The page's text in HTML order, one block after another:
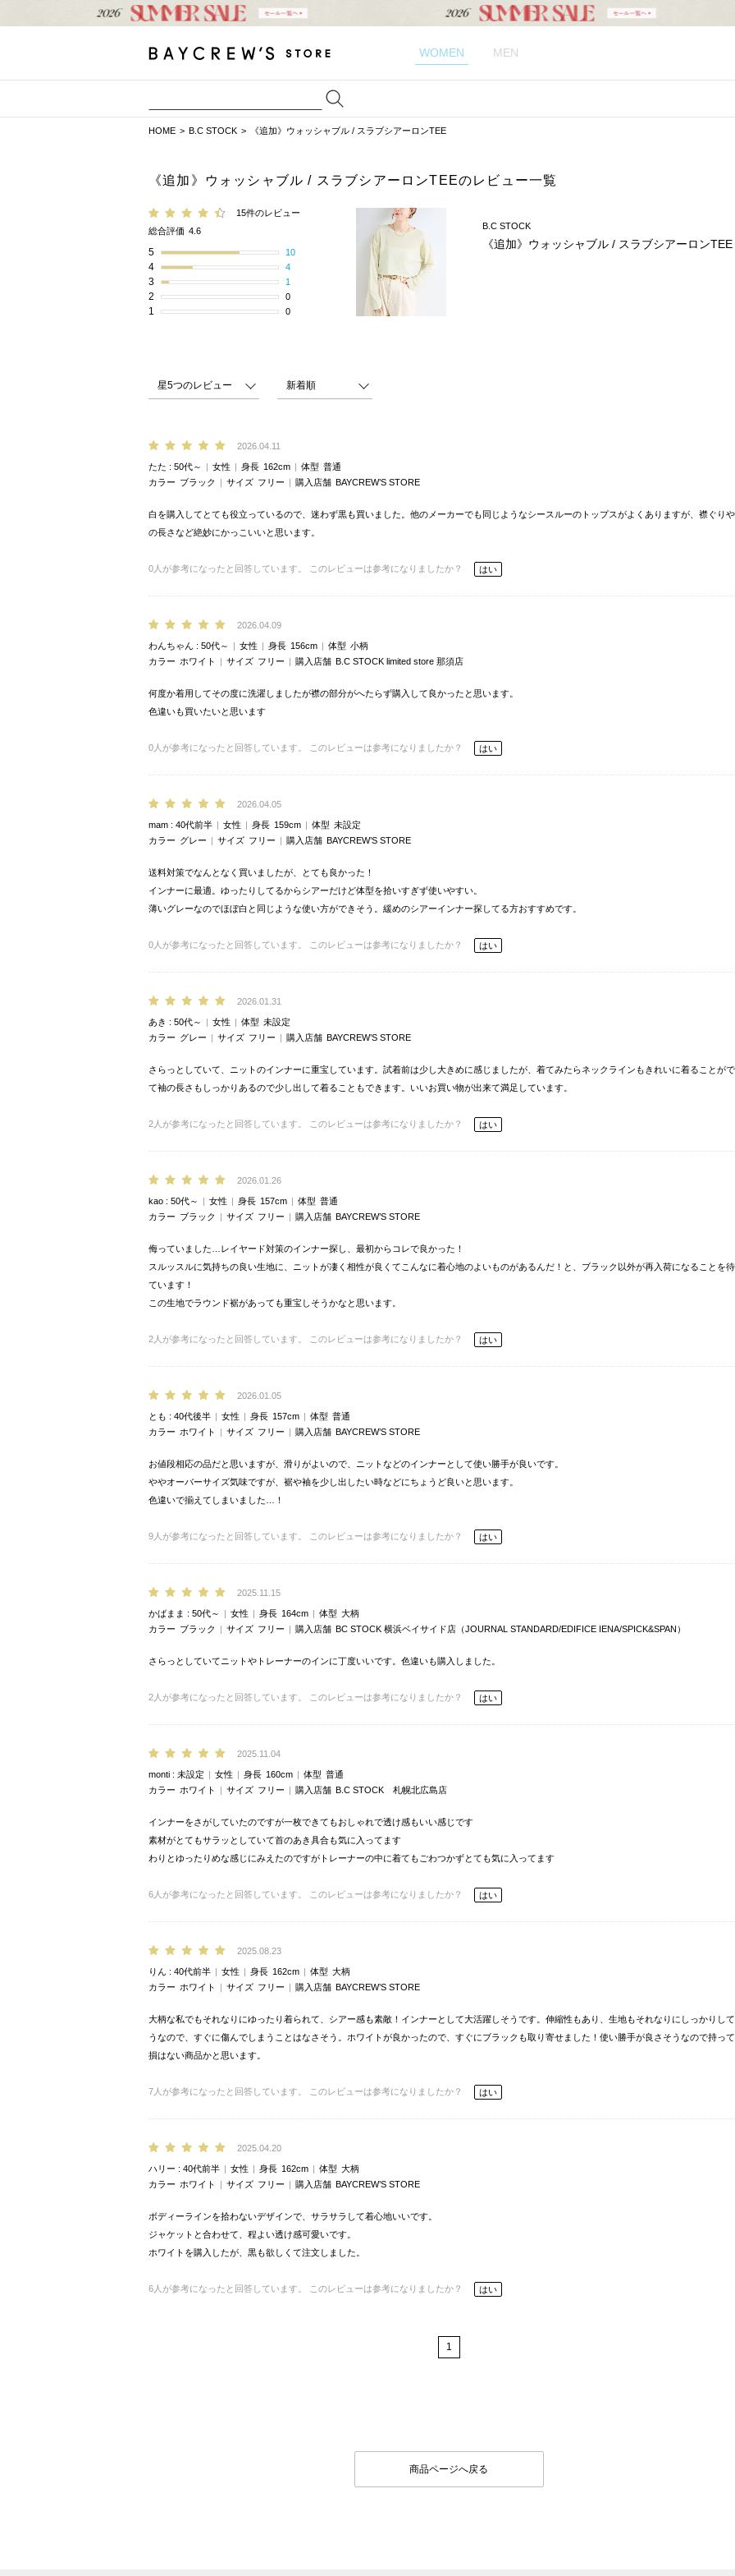
WOMEN MEN
HOME B.C STOCK 《追加》ウォッシャブル / スラブシアーロンTEE
《追加》ウォッシャブル / スラブシアーロンTEEのレビュー一覧
15件のレビュー
総合評価 4.6
5 10
4 4
3 1
2 0
1 0
B.C STOCK
《追加》ウォッシャブル / スラブシアーロンTEE
2026.04.11
たた 50代～ 女性 身長 162cm 体型 普通
カラー ブラック サイズ フリー 購入店舗 BAYCREW’S STORE
白を購入してとても役立っているので、迷わず黒も買いました。他のメーカーでも同じようなシースルーのトップスがよくありますが、襟ぐり
の長さなど絶妙にかっこいいと思います。
0 人が参考になったと回答しています。 このレビューは参考になりましたか？ はい
2026.04.09
わんちゃん 50代～ 女性 身長 156cm 体型 小柄
カラー ホワイト サイズ フリー 購入店舗 B.C STOCK limited store 那須店
何度か着用してその度に洗濯しましたが襟の部分がへたらず購入して良かったと思います。
色違いも買いたいと思います
0 人が参考になったと回答しています。 このレビューは参考になりましたか？ はい
2026.04.05
mam 40代前半 女性 身長 159cm 体型 未設定
カラー グレー サイズ フリー 購入店舗 BAYCREW’S STORE
送料対策でなんとなく買いましたが、とても良かった！
インナーに最適。ゆったりしてるからシアーだけど体型を拾いすぎず使いやすい。
薄いグレーなのでほぼ白と同じような使い方ができそう。緩めのシアーインナー探してる方おすすめです。
0 人が参考になったと回答しています。 このレビューは参考になりましたか？ はい
2026.01.31
あき 50代～ 女性 体型 未設定
カラー グレー サイズ フリー 購入店舗 BAYCREW’S STORE
さらっとしていて、ニットのインナーに重宝しています。試着前は少し大きめに感じましたが、着てみたらネックラインもきれいに着ることが
て袖の長さもしっかりあるので少し出して着ることもできます。いいお買い物が出来て満足しています。
2 人が参考になったと回答しています。 このレビューは参考になりましたか？ はい
2026.01.26
kao 50代～ 女性 身長 157cm 体型 普通
カラー ブラック サイズ フリー 購入店舗 BAYCREW’S STORE
侮っていました…レイヤード対策のインナー探し、最初からコレで良かった！
スルッスルに気持ちの良い生地に、ニットが凄く相性が良くてこんなに着心地のよいものがあるんだ！と、ブラック以外が再入荷になることを
ています！
この生地でラウンド裾があっても重宝しそうかなと思います。
2 人が参考になったと回答しています。 このレビューは参考になりましたか？ はい
2026.01.05
とも 40代後半 女性 身長 157cm 体型 普通
カラー ホワイト サイズ フリー 購入店舗 BAYCREW’S STORE
お値段相応の品だと思いますが、滑りがよいので、ニットなどのインナーとして使い勝手が良いです。
ややオーバーサイズ気味ですが、裾や袖を少し出したい時などにちょうど良いと思います。
色違いで揃えてしまいました…！
9 人が参考になったと回答しています。 このレビューは参考になりましたか？ はい
2025.11.15
かばまま 50代～ 女性 身長 164cm 体型 大柄
カラー ブラック サイズ フリー 購入店舗 BC STOCK 横浜ベイサイド店（JOURNAL STANDARD/EDIFICE IENA/SPICK&SPAN）
さらっとしていてニットやトレーナーのインに丁度いいです。色違いも購入しました。
2 人が参考になったと回答しています。 このレビューは参考になりましたか？ はい
2025.11.04
monti 未設定 女性 身長 160cm 体型 普通
カラー ホワイト サイズ フリー 購入店舗 B.C STOCK 札幌北広島店
インナーをさがしていたのですが一枚できてもおしゃれで透け感もいい感じです
素材がとてもサラッとしていて首のあき具合も気に入ってます
わりとゆったりめな感じにみえたのですがトレーナーの中に着てもごわつかずとても気に入ってます
6 人が参考になったと回答しています。 このレビューは参考になりましたか？ はい
2025.08.23
りん 40代前半 女性 身長 162cm 体型 大柄
カラー ホワイト サイズ フリー 購入店舗 BAYCREW’S STORE
大柄な私でもそれなりにゆったり着られて、シアー感も素敵！インナーとして大活躍しそうです。伸縮性もあり、生地もそれなりにしっかりし
うなので、すぐに傷んでしまうことはなさそう。ホワイトが良かったので、すぐにブラックも取り寄せました！使い勝手が良さそうなので持っ
損はない商品かと思います。
7 人が参考になったと回答しています。 このレビューは参考になりましたか？ はい
2025.04.20
ハリー 40代前半 女性 身長 162cm 体型 大柄
カラー ホワイト サイズ フリー 購入店舗 BAYCREW’S STORE
ボディーラインを拾わないデザインで、サラサラして着心地いいです。
ジャケットと合わせて、程よい透け感可愛いです。
ホワイトを購入したが、黒も欲しくて注文しました。
6 人が参考になったと回答しています。 このレビューは参考になりましたか？ はい
1
商品ページへ戻る